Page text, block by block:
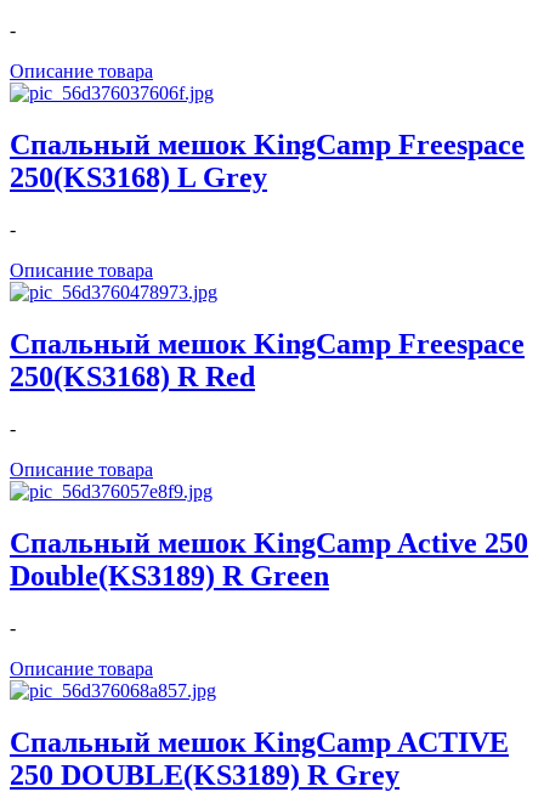
-
Описание товара
Спальный мешок KingCamp Freespace
250(KS3168) L Grey
-
Описание товара
Спальный мешок KingCamp Freespace
250(KS3168) R Red
-
Описание товара
Спальный мешок KingCamp Active 250
Double(KS3189) R Green
-
Описание товара
Спальный мешок KingCamp ACTIVE
250 DOUBLE(KS3189) R Grey